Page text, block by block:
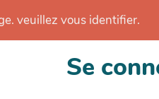
veuillez vous identifier.
Se